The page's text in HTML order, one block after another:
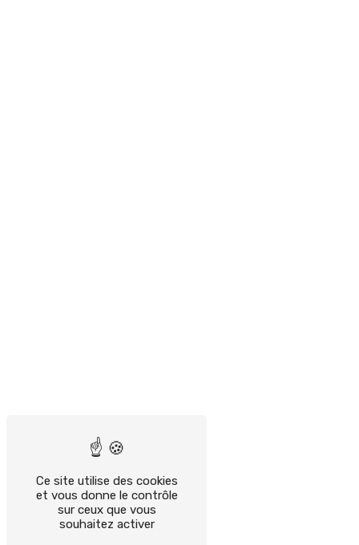
Ce site utilise des cookies
et vous donne le contrôle
sur ceux que vous
souhaitez activer